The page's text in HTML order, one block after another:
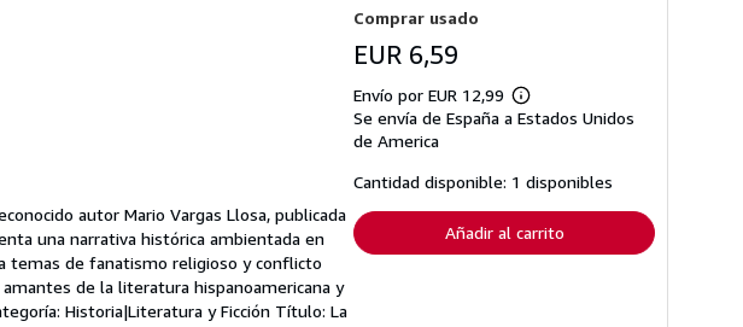
autor Mario Vargas Llosa, publicada
una narrativa histórica ambientada en
temas de fanatismo religioso y conflicto
de la literatura hispanoamericana y
Historia|Literatura y Ficción Título: La
Comprar usado
EUR 6,59
Envío por EUR 12,99
Más
información
tarifas
de
envío
Se envía de España a Estados Unidos
de America
Cantidad disponible: 1 disponibles
Añadir al carrito